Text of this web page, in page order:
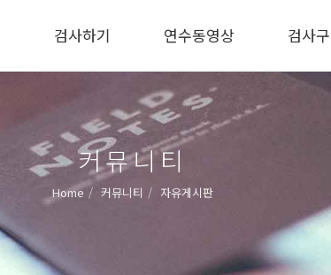
검사하기 연수동영상 검사
커뮤니티
Home 커뮤니티 자유게시판